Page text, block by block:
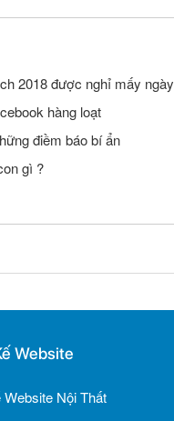
2018 được nghỉ mấy ngày
hàng loạt
điềm báo bí ẩn
gì ?
Website
Website Nội Thất